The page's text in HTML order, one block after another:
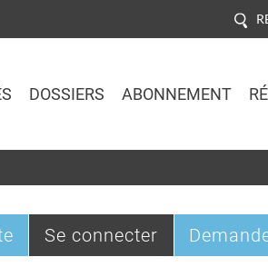
DOSSIERS ABONNEMENT
Se connecter (onglet
actif)